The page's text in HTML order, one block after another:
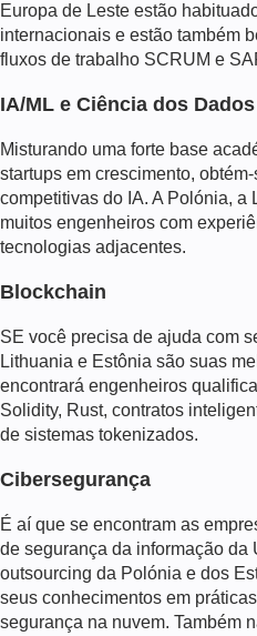
Europa de Leste estão
internacionais e estão também
fluxos de trabalho SCRUM e
IA/ML e Ciência dos Dados
Misturando uma forte base
startups em crescimento,
competitivas do IA. A Polónia, a
muitos engenheiros com
tecnologias adjacentes.
Blockchain
SE você precisa de ajuda com
Lithuania e Estônia são suas
encontrará engenheiros
Solidity, Rust, contratos
de sistemas tokenizados.
Cibersegurança
É aí que se encontram as
de segurança da informação da
outsourcing da Polónia e dos
seus conhecimentos em
segurança na nuvem. Também